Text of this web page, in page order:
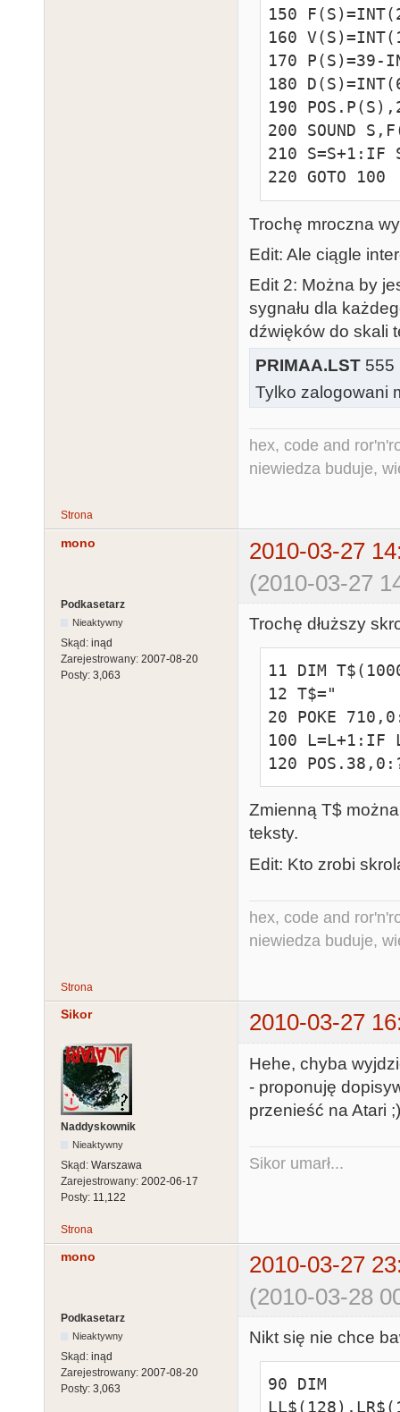
150
160
170 P(S)=39-
180
190
200 SOUND
210 S=S+1:IF
220 GOTO 100
Trochę mroczna
Edit: Ale ciągle
Edit 2: Można by
sygnału dla
dźwięków do skali
PRIMAA.LST 555
Tylko zalogowani
hex, code and
niewiedza buduje,
Strona
mono
2010-03-27
(2010-03-27
Podkasetarz
Nieaktywny
Skąd: inąd
Zarejestrowany: 2007-08-20
Posty: 3,063
Trochę dłuższy
11 DIM
12 T$="
20 POKE
100 L=L+1:IF
120
Zmienną T$
teksty.
Edit: Kto zrobi
hex, code and
niewiedza buduje,
Strona
Sikor 2010-03-27
Naddyskownik
Nieaktywny
Skąd: Warszawa
Zarejestrowany: 2002-06-17
Posty: 11,122
Hehe, chyba
- proponuję
przenieść na Atari ;)
Sikor umarł...
Strona
mono
2010-03-27
(2010-03-28
Podkasetarz
Nieaktywny
Skąd: inąd
Zarejestrowany: 2007-08-20
Posty: 3,063
Nikt się nie chce
90 DIM